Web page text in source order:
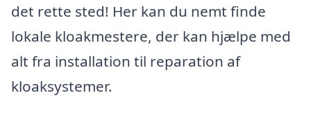
det rette sted! Her kan du nemt finde
lokale kloakmestere, der kan hjælpe med
alt fra installation til reparation af
kloaksystemer.